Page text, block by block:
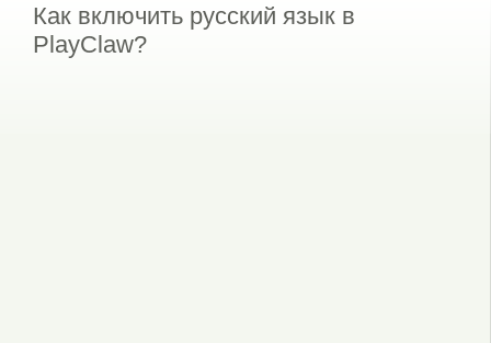
Как включить русский язык в
PlayClaw?